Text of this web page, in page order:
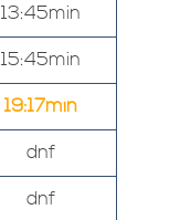
13:45min
15:45min
19:17min
dnf
dnf